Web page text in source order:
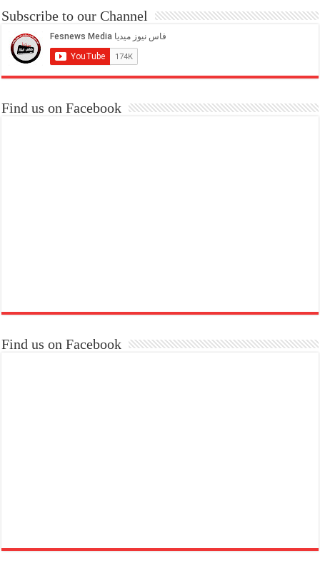
Subscribe to our Channel
Find us on Facebook
Find us on Facebook